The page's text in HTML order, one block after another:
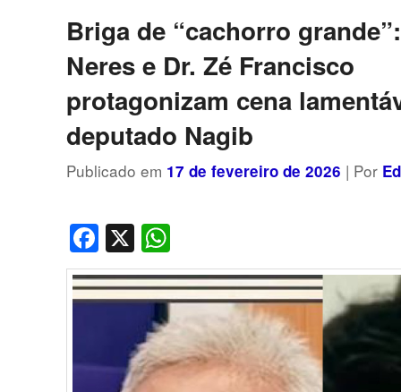
Briga de “cachorro
Neres e Dr. Zé Francisco
protagonizam cena
deputado Nagib
Publicado em 17 de fevereiro de 2026 | Por
Facebook
X